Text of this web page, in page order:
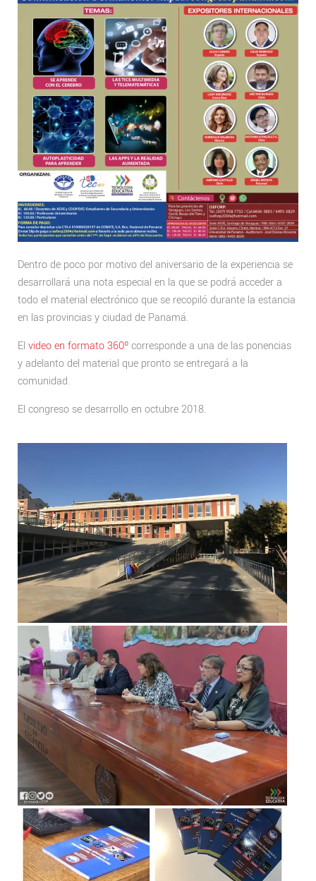
Dentro de poco por motivo del aniversario de la experiencia se
desarrollará una nota especial en la que se podrá acceder a
todo el material electrónico que se recopiló durante la estancia
en las provincias y ciudad de Panamá.
El video en formato 360ºcorresponde a una de las ponencias
y adelanto del material que pronto se entregará a la
comunidad.
El congreso se desarrollo en octubre 2018.